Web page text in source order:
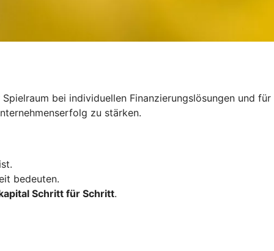
bei individuellen Finanzierungslösungen und für
zu stärken.
ist.
bedeuten.
Schritt für Schritt.